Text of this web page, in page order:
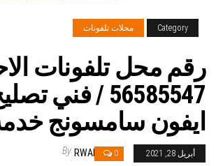
Category محلات تلفونات
رقم محل تلفونات
56585547 / فني
ايفون سامسونج
أبريل 28, 2021 0
By RWAN